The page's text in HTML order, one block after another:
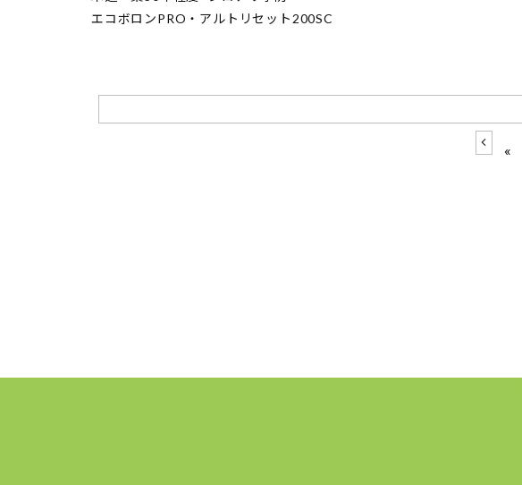
エコボロンPRO・アルトリセット200SC
«